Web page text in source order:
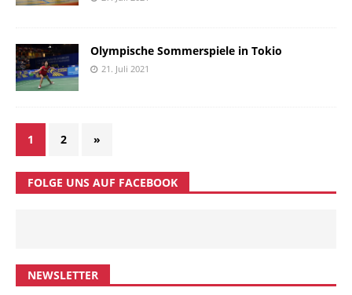
Olympische Sommerspiele in Tokio
21. Juli 2021
1 2 »
FOLGE UNS AUF FACEBOOK
NEWSLETTER